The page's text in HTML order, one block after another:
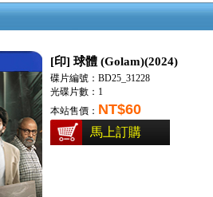
[印] 球體 (Golam)(2024)
碟片編號：BD25_31228
光碟片數：1
本站售價： NT$60
馬上訂購